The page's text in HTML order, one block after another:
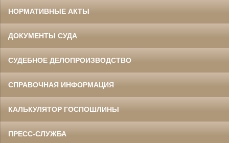
НОРМАТИВНЫЕ АКТЫ
ДОКУМЕНТЫ СУДА
СУДЕБНОЕ ДЕЛОПРОИЗВОДСТВО
СПРАВОЧНАЯ ИНФОРМАЦИЯ
КАЛЬКУЛЯТОР ГОСПОШЛИНЫ
ПРЕСС-СЛУЖБА